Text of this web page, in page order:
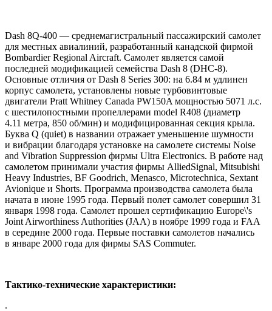
Dash 8Q-400 — среднемагистральный пассажирский самолет
для местных авиалиний, разработанный канадской фирмой
Bombardier Regional Aircraft. Самолет является самой
последней модификацией семейства Dash 8 (DHC-8).
Основные отличия от Dash 8 Series 300: на 6.84 м удлинен
корпус самолета, установлены новые турбовинтовые
двигатели Pratt Whitney Canada PW150A мощностью 5071 л.с.
с шестилопостными пропеллерами model R408 (диаметр
4.11 метра, 850 об/мин) и модифицированная секция крыла.
Буква Q (quiet) в названии отражает уменьшение шумности
и вибрации благодаря установке на самолете системы Noise
and Vibration Suppression фирмы Ultra Electronics. В работе над
самолетом принимали участия фирмы AlliedSignal, Mitsubishi
Heavy Industries, BF Goodrich, Menasco, Microtechnica, Sextant
Avionique и Shorts. Программа производства самолета была
начата в июне 1995 года. Первый полет самолет совершил 31
января 1998 года. Самолет прошел сертификацию Europe\'s
Joint Airworthiness Authorities (JAA) в ноябре 1999 года и FAA
в середине 2000 года. Первые поставки самолетов начались
в январе 2000 года для фирмы SAS Commuter.
Тактико-технические характеристики:
.